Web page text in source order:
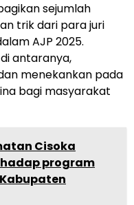
sejumlah
trik dari para juri
AJP 2025.
antaranya,
menekankan pada
bagi masyarakat
Cisoka
program